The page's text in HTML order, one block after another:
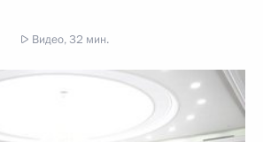
Видео, 32 мин.